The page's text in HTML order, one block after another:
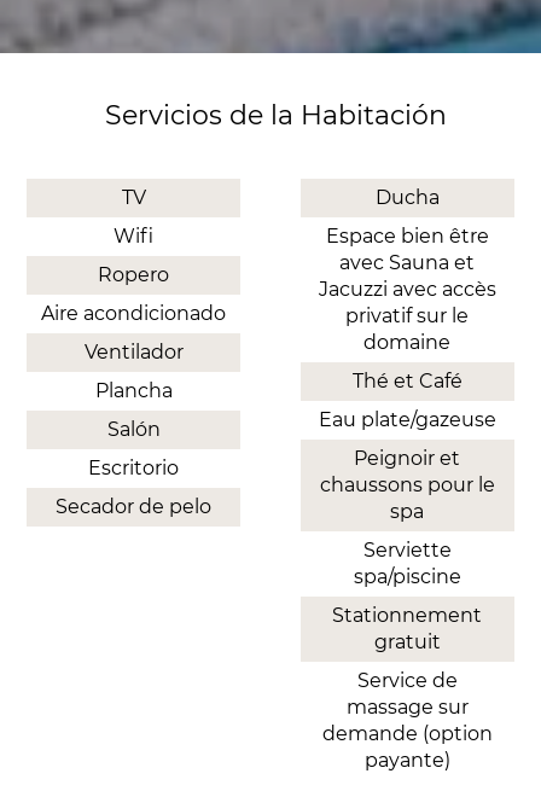
Servicios de la Habitación
TV
Wifi
Ropero
Aire acondicionado
Ventilador
Plancha
Salón
Escritorio
Secador de pelo
Ducha
Espace bien être
avec Sauna et
Jacuzzi avec accès
privatif sur le
domaine
Thé et Café
Eau plate/gazeuse
Peignoir et
chaussons pour le
spa
Serviette
spa/piscine
Stationnement
gratuit
Service de
massage sur
demande (option
payante)